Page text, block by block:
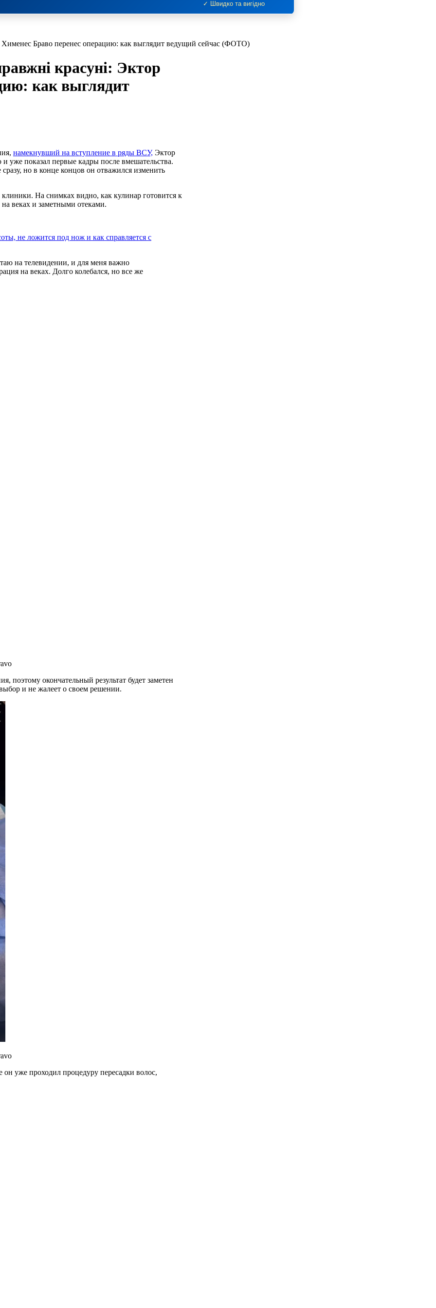
✓ Швидко та вигідно
Хименес Браво перенес операцию: как выглядит ведущий сейчас (ФОТО)
красуні: Эктор
как выглядит
намекнувший на вступление в ряды ВСУ, Эктор
уже показал первые кадры после вмешательства.
но в конце концов он отважился изменить
На снимках видно, как кулинар готовится к
веках и заметными отеками.
не ложится под нож и как справляется с
на веках. Долго колебался, но все же
поэтому окончательный результат будет заметен
и не жалеет о своем решении.
уже проходил процедуру пересадки волос,